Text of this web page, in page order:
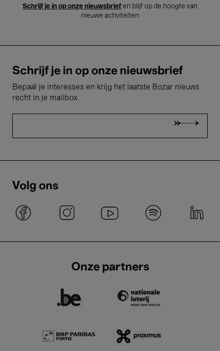
Schrijf je in op onze nieuwsbrief en blijf op de hoogte van
nieuwe activiteiten
Schrijf je in op onze nieuwsbrief
Bepaal je interesses en krijg het laatste Bozar nieuws
recht in je mailbox
Volg ons
Onze partners